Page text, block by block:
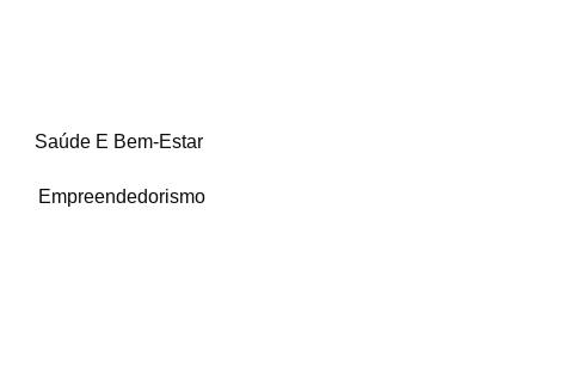
Saúde E Bem-Estar
Empreendedorismo